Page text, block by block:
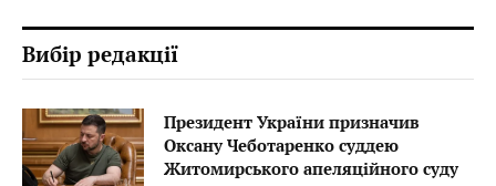
Вибір редакції
Президент України призначив
Оксану Чеботаренко суддею
Житомирського апеляційного суду